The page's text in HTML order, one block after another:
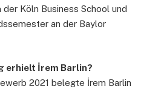
Köln Business School und
an der Baylor
erhielt İrem Barlin?
2021 belegte İrem Barlin